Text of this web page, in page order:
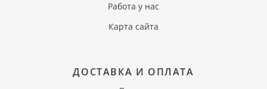
Работа у нас
Карта сайта
ДОСТАВКА И ОПЛАТА